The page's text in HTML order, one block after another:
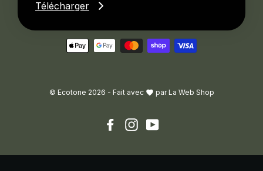
Télécharger
© Ecotone 2026 - Fait avec parLa Web Shop
FacebookInstagram